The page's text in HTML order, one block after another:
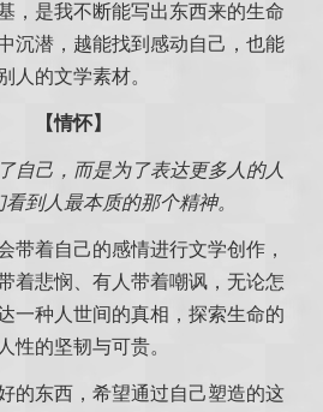
，是我不断能写出东西来的生命
沉潜，越能找到感动自己，也能
人的文学素材。
【情怀】
自己，而是为了表达更多人的人
到人最本质的那个精神。
带着自己的感情进行文学创作，
着悲悯、有人带着嘲讽，无论怎
一种人世间的真相，探索生命的
性的坚韧与可贵。
的东西，希望通过自己塑造的这